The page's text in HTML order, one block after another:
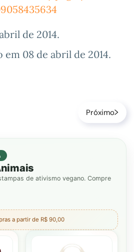
de 2014.
em 08 de abril de 2014.
Próximo
de ativismo vegano. Compre
a partir de R$ 90,00